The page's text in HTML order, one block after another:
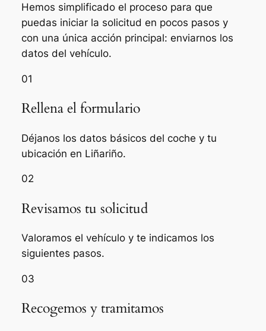
Hemos simplificado el proceso para que
puedas iniciar la solicitud en pocos pasos y
con una única acción principal: enviarnos los
datos del vehículo.
01
Rellena el formulario
Déjanos los datos básicos del coche y tu
ubicación en Liñariño.
02
Revisamos tu solicitud
Valoramos el vehículo y te indicamos los
siguientes pasos.
03
Recogemos y tramitamos